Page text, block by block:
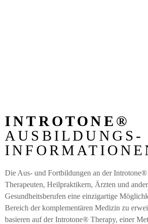
INTROTONE®
AUSBILDUNGS­
Die Aus- und Fortbildungen an der
Therapeuten, Heilpraktikern, Ärzten und
Gesundheitsberufen eine einzigartige
Bereich der komplementären Medizin zu
basieren auf der Introtone® Therapy, einer